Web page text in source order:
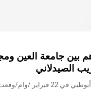
بين جامعة العين
الصيدلاني
«نبض الخليج» أبوظبي في 22